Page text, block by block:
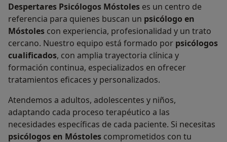
Despertares Psicólogos Móstoles es un centro de
referencia para quienes buscan un psicólogo en
Móstoles con experiencia, profesionalidad y un trato
cercano. Nuestro equipo está formado por psicólogos
cualificados, con amplia trayectoria clínica y
formación continua, especializados en ofrecer
tratamientos eficaces y personalizados.
Atendemos a adultos, adolescentes y niños,
adaptando cada proceso terapéutico a las
necesidades específicas de cada paciente. Si necesitas
psicólogos en Móstoles comprometidos con tu